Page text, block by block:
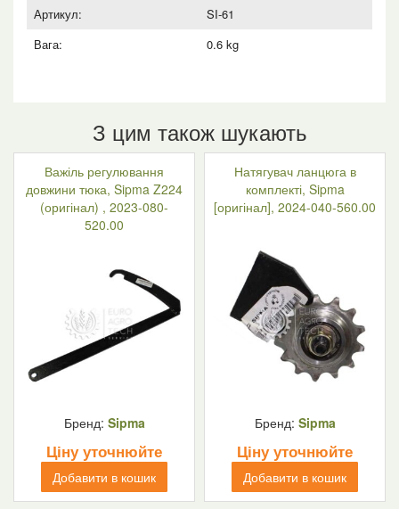
Артикул:
SI-61
Вага:
0.6 kg
З цим також шукають
Важіль регулювання
довжини тюка, Sipma Z224
(оригінал) , 2023-080-
520.00
Бренд: Sipma
Ціну уточнюйте
Добавити в кошик
Натягувач ланцюга в
комплекті, Sipma
[оригінал], 2024-040-560.00
Бренд: Sipma
Ціну уточнюйте
Добавити в кошик